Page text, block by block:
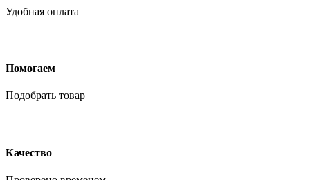
Удобная оплата
Помогаем
Подобрать товар
Качество